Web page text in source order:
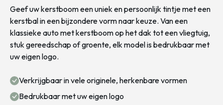
Geef uw kerstboom een uniek en persoonlijk tintje met een
kerstbal in een bijzondere vorm naar keuze. Van een
klassieke auto met kerstboom op het dak tot een vliegtuig,
stuk gereedschap of groente, elk model is bedrukbaar met
uw eigen logo.
Verkrijgbaar in vele originele, herkenbare vormen
Bedrukbaar met uw eigen logo